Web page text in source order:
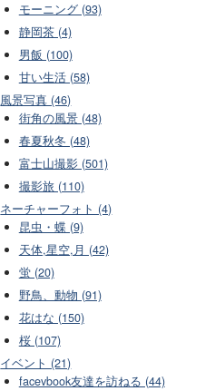
モーニング (93)
静岡茶 (4)
男飯 (100)
甘い生活 (58)
風景写真 (46)
街角の風景 (48)
春夏秋冬 (48)
富士山撮影 (501)
撮影旅 (110)
ネーチャーフォト (4)
昆虫・蝶 (9)
天体,星空,月 (42)
蛍 (20)
野鳥、動物 (91)
花はな (150)
桜 (107)
イベント (21)
facevbook友達を訪ねる (44)